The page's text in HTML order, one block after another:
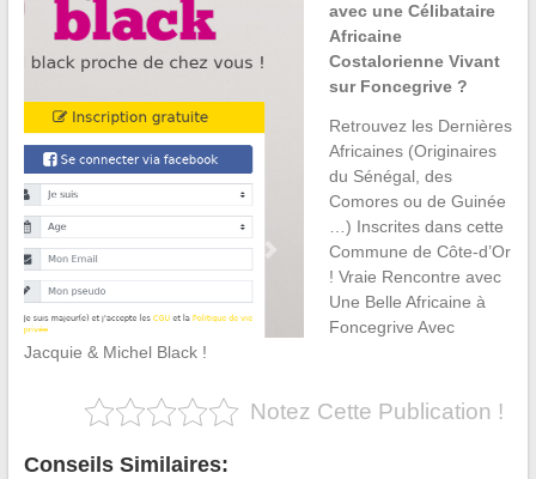
avec une Célibataire
Africaine
Costalorienne Vivant
sur Foncegrive ?
Retrouvez les Dernières
Africaines (Originaires
du Sénégal, des
Comores ou de Guinée
…) Inscrites dans cette
Commune de Côte-d’Or
! Vraie Rencontre avec
Une Belle Africaine à
Foncegrive Avec
Jacquie & Michel Black !
Notez Cette Publication !
Conseils Similaires: